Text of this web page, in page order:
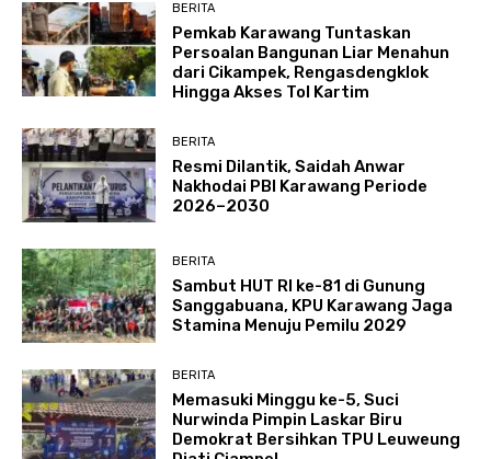
BERITA
Pemkab Karawang Tuntaskan
Persoalan Bangunan Liar Menahun
dari Cikampek, Rengasdengklok
Hingga Akses Tol Kartim
BERITA
Resmi Dilantik, Saidah Anwar
Nakhodai PBI Karawang Periode
2026–2030
BERITA
Sambut HUT RI ke-81 di Gunung
Sanggabuana, KPU Karawang Jaga
Stamina Menuju Pemilu 2029
BERITA
Memasuki Minggu ke-5, Suci
Nurwinda Pimpin Laskar Biru
Demokrat Bersihkan TPU Leuweung